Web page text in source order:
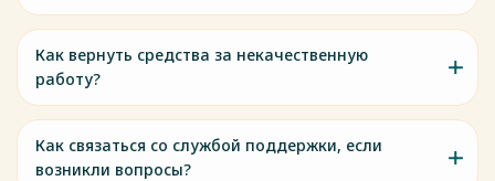
Как вернуть средства за некачественную
работу?
Как связаться со службой поддержки, если
возникли вопросы?